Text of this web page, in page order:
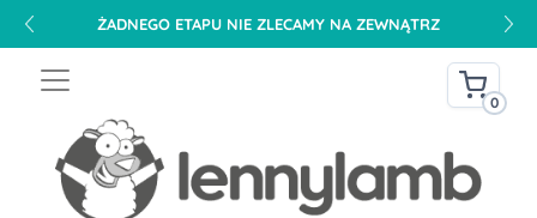
ŻADNEGO ETAPU NIE ZLECAMY NA ZEWNĄTRZ
0